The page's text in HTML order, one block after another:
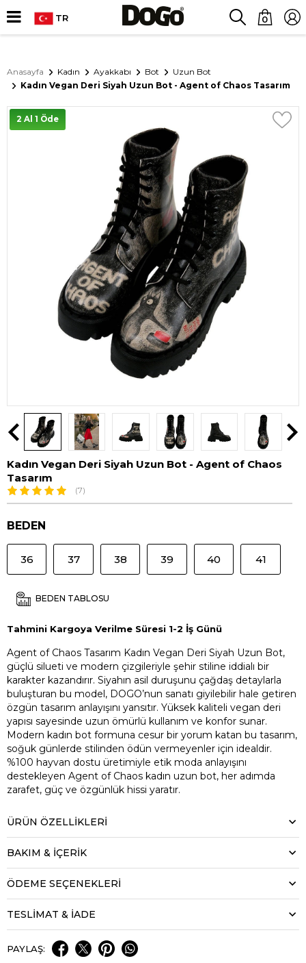
TR 0
Anasayfa Kadın Ayakkabı Bot
Uzun Bot
Kadın Vegan Deri Siyah Uzun Bot - Agent of Chaos Tasarım
2 Al 1 Öde
Kadın Vegan Deri Siyah Uzun Bot - Agent of Chaos
Tasarım
(7)
BEDEN
36 37 38 39 40 41
BEDEN TABLOSU
Tahmini Kargoya Verilme Süresi 1-2 İş Günü
Agent of Chaos Tasarım Kadın Vegan Deri Siyah Uzun Bot,
güçlü silueti ve modern çizgileriyle şehir stiline iddialı bir
karakter kazandırır. Siyahın asil duruşunu çağdaş detaylarla
buluşturan bu model, DOGO’nun sanatı giyilebilir hale getiren
özgün tasarım anlayışını yansıtır. Yüksek kaliteli vegan deri
yapısı sayesinde uzun ömürlü kullanım ve konfor sunar.
Modern kadın bot formuna cesur bir yorum katan bu tasarım,
soğuk günlerde stilinden ödün vermeyenler için idealdir.
%100 hayvan dostu üretimiyle etik moda anlayışını
destekleyen Agent of Chaos kadın uzun bot, her adımda
zarafet, güç ve özgünlük hissi yaratır.
ÜRÜN ÖZELLIKLERI
BAKIM & İÇERİK
ÖDEME SEÇENEKLERI
TESLİMAT & İADE
PAYLAŞ: